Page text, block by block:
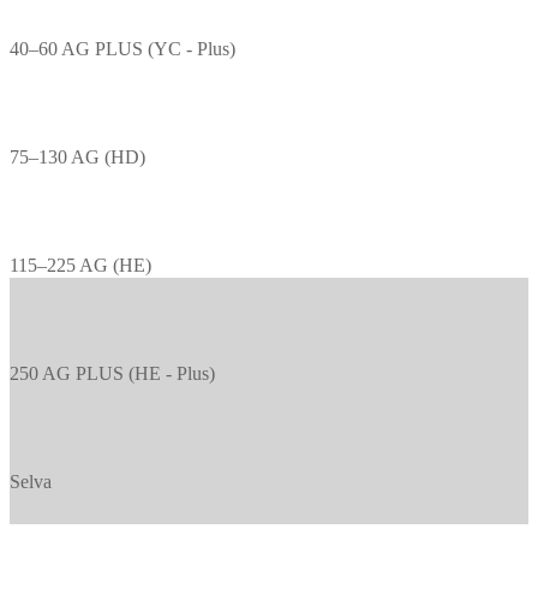
40–60 AG PLUS (YC - Plus)
75–130 AG (HD)
115–225 AG (HE)
250 AG PLUS (HE - Plus)
Selva